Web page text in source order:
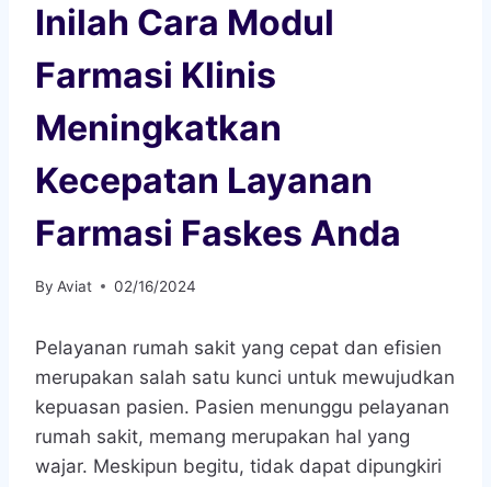
Inilah Cara Modul
Farmasi Klinis
Meningkatkan
Kecepatan Layanan
Farmasi Faskes Anda
By Aviat 02/16/2024
Pelayanan rumah sakit yang cepat dan efisien
merupakan salah satu kunci untuk mewujudkan
kepuasan pasien. Pasien menunggu pelayanan
rumah sakit, memang merupakan hal yang
wajar. Meskipun begitu, tidak dapat dipungkiri